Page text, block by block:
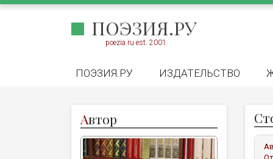
ПОЭЗИЯ.РУ
poezia.ru est. 2001
ПОЭЗИЯ.РУ ИЗДАТЕЛЬСТВО
Автор